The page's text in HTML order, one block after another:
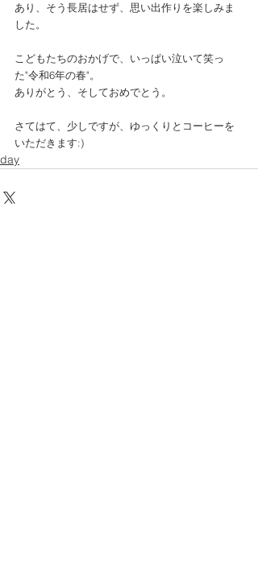
あり、そう長居はせず、思い出作りを楽しみま
した。
こどもたちのおかげで、いっぱい泣いて笑っ
た"令和6年の春"。
ありがとう、そしておめでとう。
さてはて、少しですが、ゆっくりとコーヒーを
いただきます:)
day